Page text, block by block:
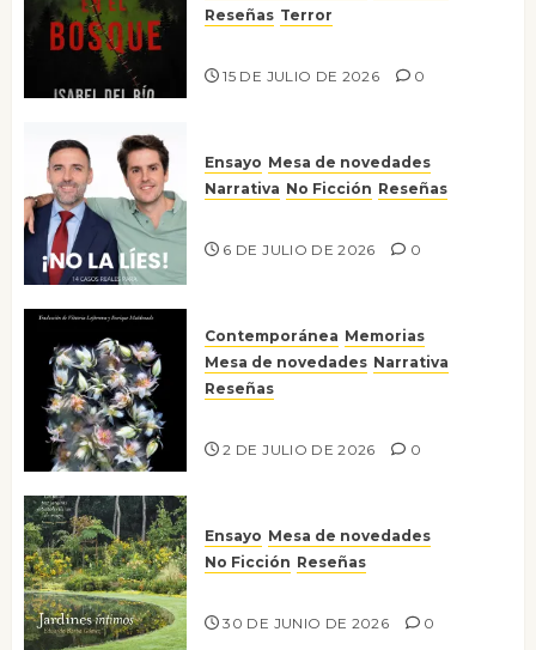
Reseñas Terror
15 DE JULIO DE 2026 0
Ensayo Mesa de novedades
Narrativa No Ficción Reseñas
6 DE JULIO DE 2026 0
Contemporánea Memorias
Mesa de novedades Narrativa
Reseñas
2 DE JULIO DE 2026 0
Ensayo Mesa de novedades
No Ficción Reseñas
30 DE JUNIO DE 2026 0